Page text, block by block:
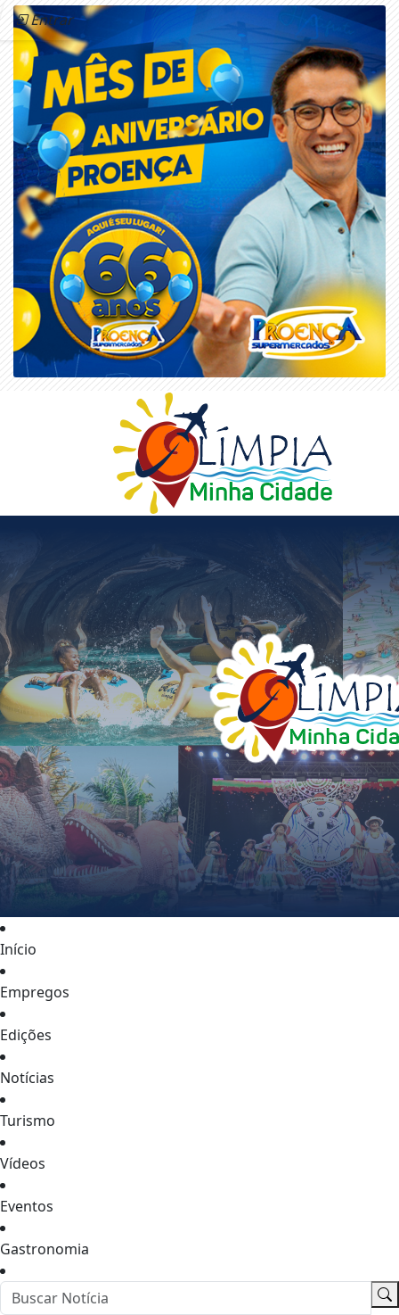
Entrar
Início
Empregos
Edições
Notícias
Turismo
Vídeos
Eventos
Gastronomia